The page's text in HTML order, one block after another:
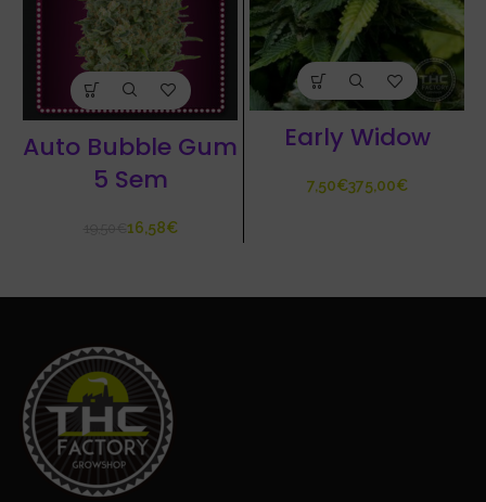
Auto Bubble Gum
5 Sem
16,58€
Early Widow
€ €